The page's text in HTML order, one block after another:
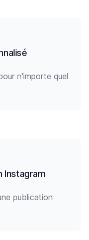
n'importe quel
Instagram
publication